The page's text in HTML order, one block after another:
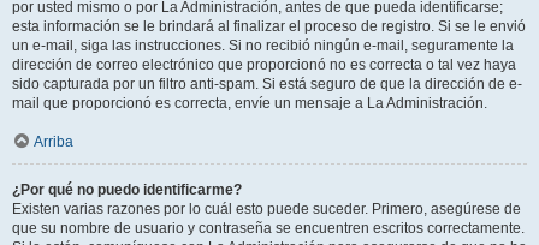
por usted mismo o por La Administración, antes de que pueda identificarse;
esta información se le brindará al finalizar el proceso de registro. Si se le envió
un e-mail, siga las instrucciones. Si no recibió ningún e-mail, seguramente la
dirección de correo electrónico que proporcionó no es correcta o tal vez haya
sido capturada por un filtro anti-spam. Si está seguro de que la dirección de e-
mail que proporcionó es correcta, envíe un mensaje a La Administración.
Arriba
¿Por qué no puedo identificarme?
Existen varias razones por lo cuál esto puede suceder. Primero, asegúrese de
que su nombre de usuario y contraseña se encuentren escritos correctamente.